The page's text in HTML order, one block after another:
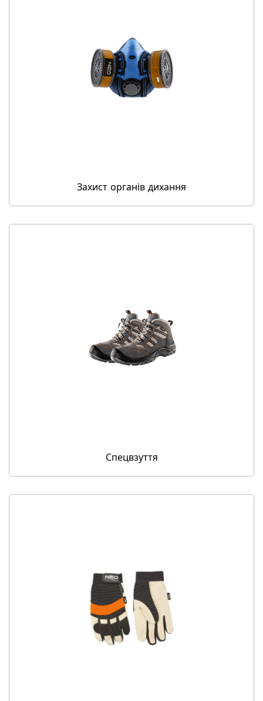
Захист органів дихання
Спецвзуття